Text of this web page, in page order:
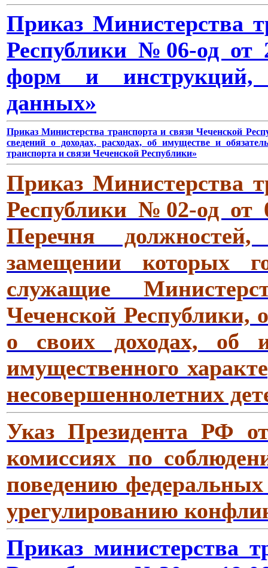
Приказ Министерства
Республики №06-од от
форм и инструкций,
данных»
Приказ Министерства транспорта и связи Чеченской
сведений о доходах, расходах, об имуществе и
транспорта и связи Чеченской Республики»
Приказ Министерства
Республики №02-од от
Перечня
замещении которых
служащие
Чеченской Республики,
о своих доходах, об
имущественного
несовершеннолетних
Указ Президента РФ
комиссиях по
поведению
урегулированию
Приказ министерства